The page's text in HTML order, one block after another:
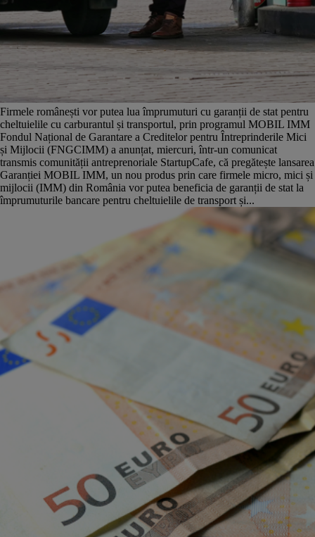
Firmele românești vor putea lua împrumuturi cu garanții de stat pentru
cheltuielile cu carburantul și transportul, prin programul MOBIL IMM
Fondul Național de Garantare a Creditelor pentru Întreprinderile Mici
și Mijlocii (FNGCIMM) a anunțat, miercuri, într-un comunicat
transmis comunității antreprenoriale StartupCafe, că pregătește lansarea
Garanției MOBIL IMM, un nou produs prin care firmele micro, mici și
mijlocii (IMM) din România vor putea beneficia de garanții de stat la
împrumuturile bancare pentru cheltuielile de transport și...